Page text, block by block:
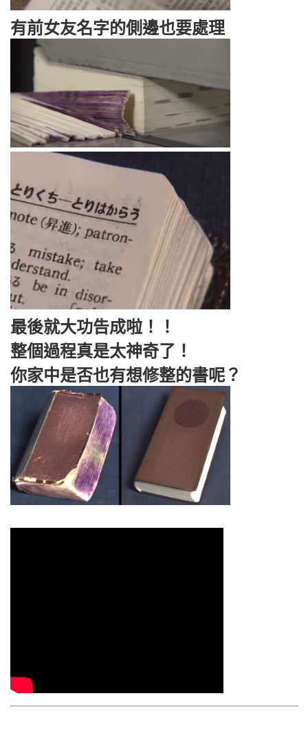
有前女友名字的側邊也要處理
最後就大功告成啦！！
整個過程真是太神奇了！
你家中是否也有想修整的書呢？